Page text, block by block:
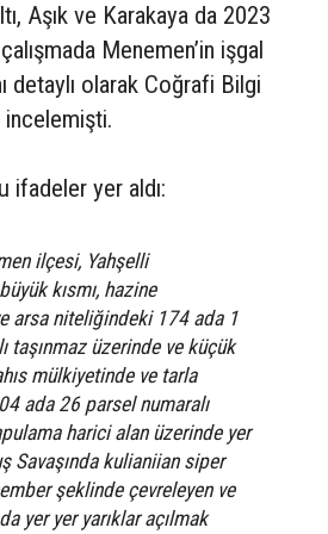
Aşık ve Karakaya da 2023
çalışmada Menemen’in işgal
detaylı olarak Coğrafi Bilgi
ifadeler yer aldı:
ilçesi, Yahşelli
kısmı, hazine
arsa niteliğindeki 174 ada 1
taşınmaz üzerinde ve küçük
mülkiyetinde ve tarla
ada 26 parsel numaralı
harici alan üzerinde yer
Savaşında kulianiian siper
şeklinde çevreleyen ve
yer yer yarıklar açılmak